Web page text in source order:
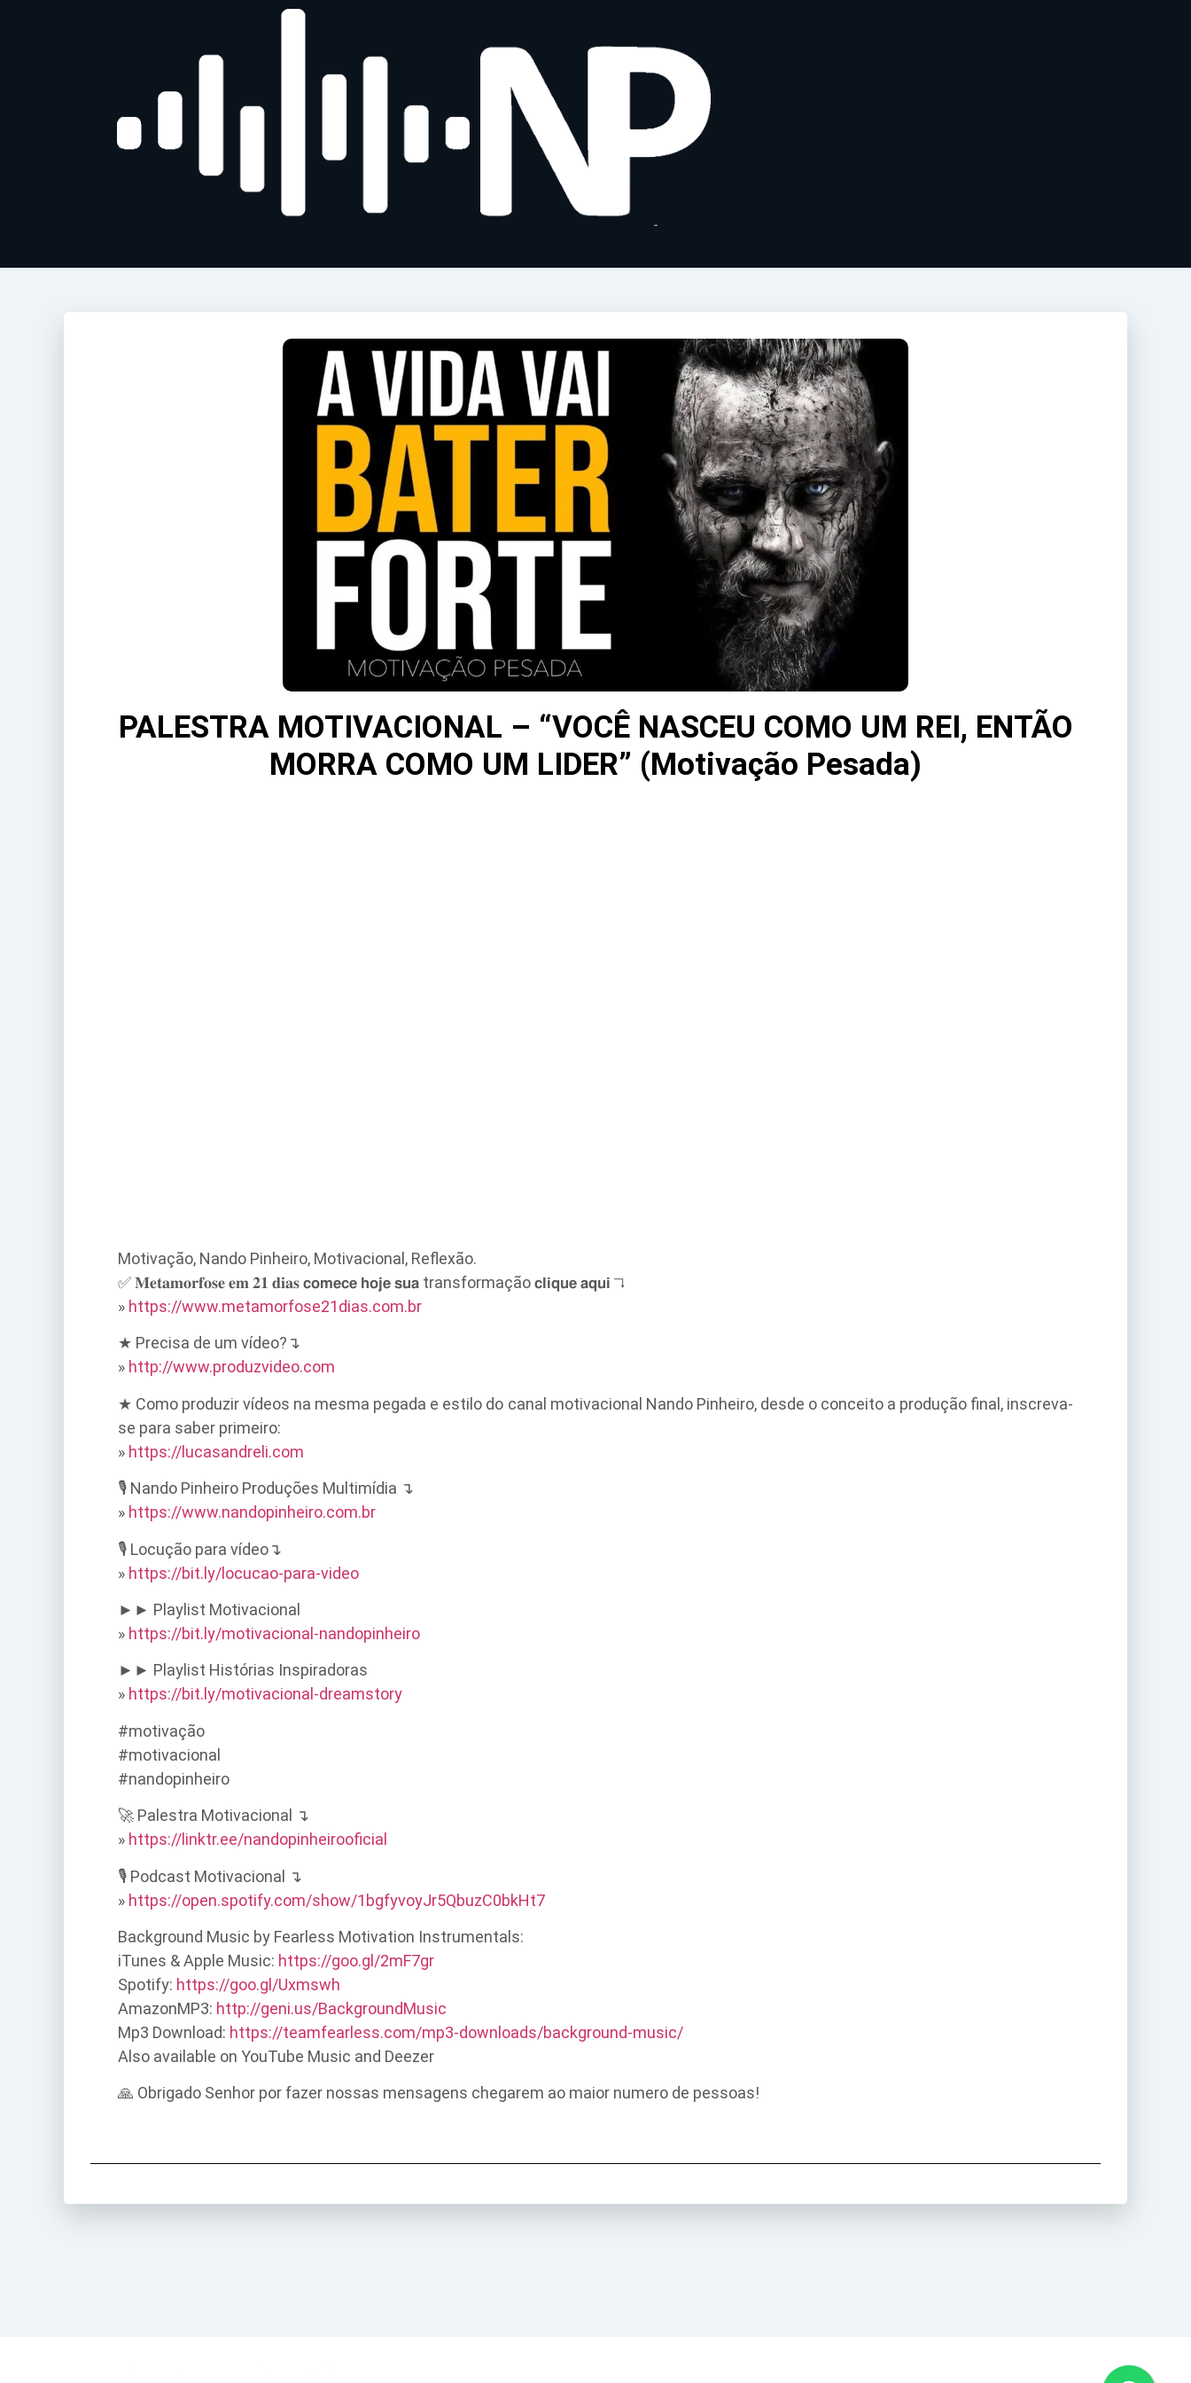
PALESTRA MOTIVACIONAL – “VOCÊ NASCEU COMO UM REI, ENTÃO
MORRA COMO UM LIDER” (Motivação Pesada)
Motivação, Nando Pinheiro, Motivacional, Reflexão.
✅ 𝐌𝐞𝐭𝐚𝐦𝐨𝐫𝐟𝐨𝐬𝐞 𝐞𝐦 𝟐𝟏 𝐝𝐢𝐚𝐬 𝗰𝗼𝗺𝗲𝗰𝗲 𝗵𝗼𝗷𝗲 𝘀𝘂𝗮 transformação 𝗰𝗹𝗶𝗾𝘂𝗲 𝗮𝗾𝘂𝗶 ↴
» https://www.metamorfose21dias.com.br
★ Precisa de um vídeo?↴
» http://www.produzvideo.com
★ Como produzir vídeos na mesma pegada e estilo do canal motivacional Nando Pinheiro, desde o conceito a produção final, inscreva-
se para saber primeiro:
» https://lucasandreli.com
🎙️ Nando Pinheiro Produções Multimídia ↴
» https://www.nandopinheiro.com.br
🎙️ Locução para vídeo↴
» https://bit.ly/locucao-para-video
►► Playlist Motivacional
» https://bit.ly/motivacional-nandopinheiro
►► Playlist Histórias Inspiradoras
» https://bit.ly/motivacional-dreamstory
#motivação
#motivacional
#nandopinheiro
🚀 Palestra Motivacional ↴
» https://linktr.ee/nandopinheirooficial
🎙️ Podcast Motivacional ↴
» https://open.spotify.com/show/1bgfyvoyJr5QbuzC0bkHt7
Background Music by Fearless Motivation Instrumentals:
iTunes & Apple Music: https://goo.gl/2mF7gr
Spotify: https://goo.gl/Uxmswh
AmazonMP3: http://geni.us/BackgroundMusic
Mp3 Download: https://teamfearless.com/mp3-downloads/background-music/
Also available on YouTube Music and Deezer
🙏 Obrigado Senhor por fazer nossas mensagens chegarem ao maior numero de pessoas!